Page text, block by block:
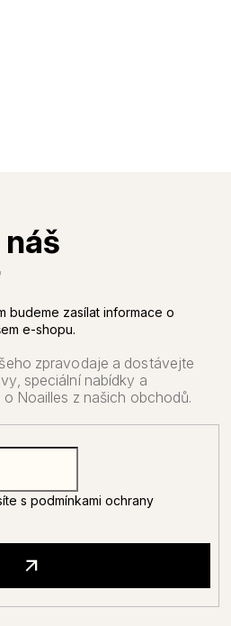
budeme zasílat informace o
e-shopu.
s podmínkami ochrany